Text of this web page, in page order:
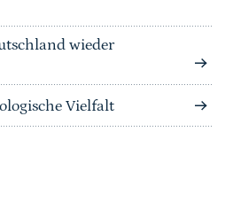
wieder
Vielfalt